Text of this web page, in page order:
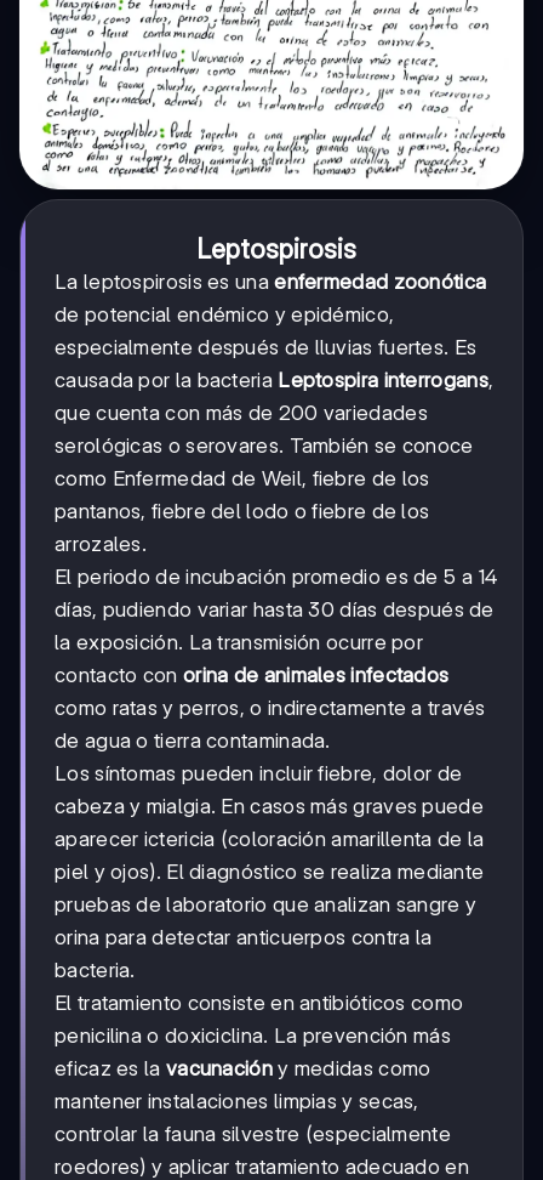
Leptospirosis
La leptospirosis es unaenfermedad zoonótica
de potencial endémico y epidémico,
especialmente después de lluvias fuertes. Es
causada por la bacteria Leptospira interrogans,
que cuenta con más de 200 variedades
serológicas o serovares. También se conoce
como Enfermedad de Weil, fiebre de los
pantanos, fiebre del lodo o fiebre de los
arrozales.
El periodo de incubación promedio es de 5 a 14
días, pudiendo variar hasta 30 días después de
la exposición. La transmisión ocurre por
contacto con orina de animales infectados
como ratas y perros, o indirectamente a través
de agua o tierra contaminada.
Los síntomas pueden incluir fiebre, dolor de
cabeza y mialgia. En casos más graves puede
aparecer ictericia (coloración amarillenta de la
piel y ojos). El diagnóstico se realiza mediante
pruebas de laboratorio que analizan sangre y
orina para detectar anticuerpos contra la
bacteria.
El tratamiento consiste en antibióticos como
penicilina o doxiciclina. La prevención más
eficaz es la vacunacióny medidas como
mantener instalaciones limpias y secas,
controlar la fauna silvestre (especialmente
roedores) y aplicar tratamiento adecuado en